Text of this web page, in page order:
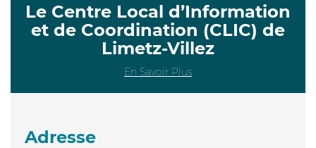
Le Centre Local d’Information
et de Coordination (CLIC) de
Limetz-Villez
En Savoir Plus
Adresse